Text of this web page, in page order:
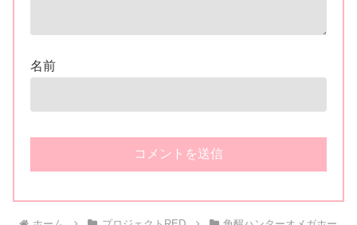
名前